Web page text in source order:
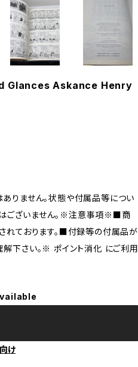
Glances Askance Henry
ありません。状態や付属品等につい
はございません。※注意事項※■商
されております。■付録等の付属品が
解下さい。※ ポイント消化 にご利用
け